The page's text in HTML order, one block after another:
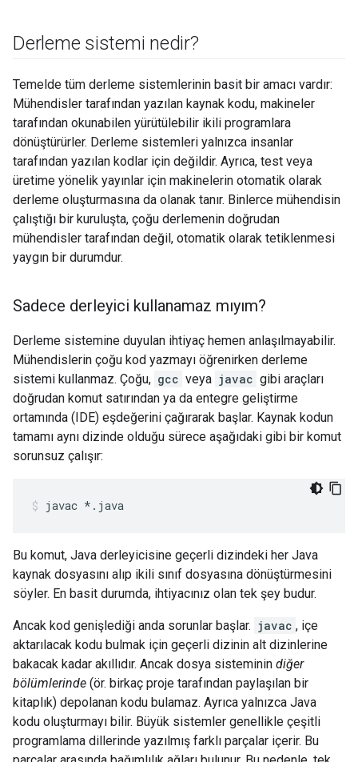
Derleme sistemi nedir?
Temelde tüm derleme sistemlerinin basit bir amacı vardır:
Mühendisler tarafından yazılan kaynak kodu, makineler
tarafından okunabilen yürütülebilir ikili programlara
dönüştürürler. Derleme sistemleri yalnızca insanlar
tarafından yazılan kodlar için değildir. Ayrıca, test veya
üretime yönelik yayınlar için makinelerin otomatik olarak
derleme oluşturmasına da olanak tanır. Binlerce mühendisin
çalıştığı bir kuruluşta, çoğu derlemenin doğrudan
mühendisler tarafından değil, otomatik olarak tetiklenmesi
yaygın bir durumdur.
Sadece derleyici kullanamaz mıyım?
Derleme sistemine duyulan ihtiyaç hemen anlaşılmayabilir.
Mühendislerin çoğu kod yazmayı öğrenirken derleme
sistemi kullanmaz. Çoğu, gcc veya javac gibi araçları
doğrudan komut satırından ya da entegre geliştirme
ortamında (IDE) eşdeğerini çağırarak başlar. Kaynak kodun
tamamı aynı dizinde olduğu sürece aşağıdaki gibi bir komut
sorunsuz çalışır:
javac *.java
Bu komut, Java derleyicisine geçerli dizindeki her Java
kaynak dosyasını alıp ikili sınıf dosyasına dönüştürmesini
söyler. En basit durumda, ihtiyacınız olan tek şey budur.
Ancak kod genişlediği anda sorunlar başlar. javac , içe
aktarılacak kodu bulmak için geçerli dizinin alt dizinlerine
bakacak kadar akıllıdır. Ancak dosya sisteminin diğer
bölümlerinde (ör. birkaç proje tarafından paylaşılan bir
kitaplık) depolanan kodu bulamaz. Ayrıca yalnızca Java
kodu oluşturmayı bilir. Büyük sistemler genellikle çeşitli
programlama dillerinde yazılmış farklı parçalar içerir. Bu